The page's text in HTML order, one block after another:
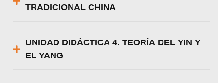
TRADICIONAL CHINA
UNIDAD DIDÁCTICA 4. TEORÍA DEL YIN Y
EL YANG